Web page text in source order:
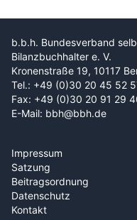
b.b.h. Bundesverband
Bilanzbuchhalter e. V.
Kronenstraße 19, 10117
Tel.: +49 (0)30 20 45 52
Fax: +49 (0)30 20 91 29
E-Mail: bbh@bbh.de
Impressum
Satzung
Beitragsordnung
Datenschutz
Kontakt